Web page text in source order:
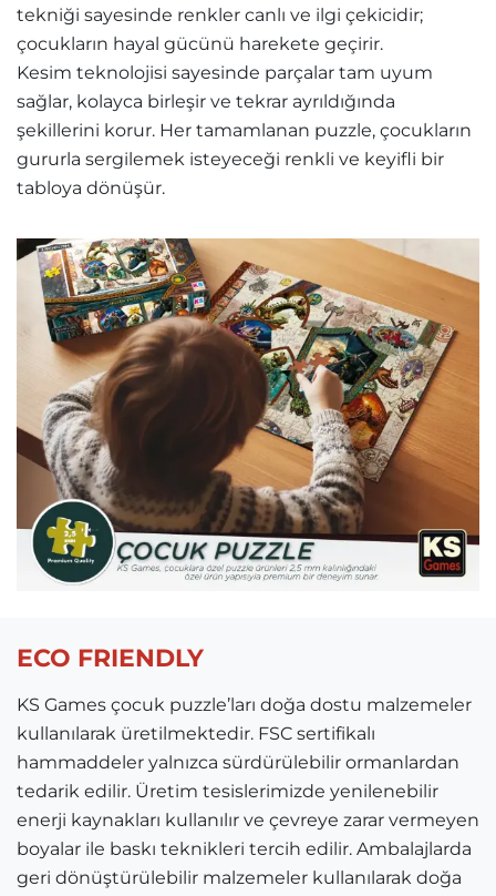
tekniği sayesinde renkler canlı ve ilgi çekicidir;
çocukların hayal gücünü harekete geçirir.
Kesim teknolojisi sayesinde parçalar tam uyum
sağlar, kolayca birleşir ve tekrar ayrıldığında
şekillerini korur. Her tamamlanan puzzle, çocukların
gururla sergilemek isteyeceği renkli ve keyifli bir
tabloya dönüşür.
ECO FRIENDLY
KS Games çocuk puzzle’ları doğa dostu malzemeler
kullanılarak üretilmektedir. FSC sertifikalı
hammaddeler yalnızca sürdürülebilir ormanlardan
tedarik edilir. Üretim tesislerimizde yenilenebilir
enerji kaynakları kullanılır ve çevreye zarar vermeyen
boyalar ile baskı teknikleri tercih edilir. Ambalajlarda
geri dönüştürülebilir malzemeler kullanılarak doğa